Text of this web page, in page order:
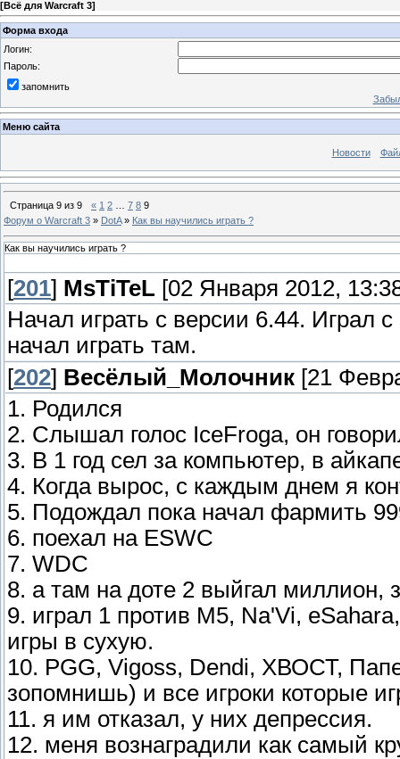
[Всё для Warcraft 3]
Форма входа
Логин:
Пароль:
запомнить
Меню сайта
Новости
Страница 9 из 9 « 1 2 7 8 9
Форум о Warcraft 3 » DotA » Как вы научились играть ?
Как вы научились играть ?
[201] MsTiTeL [02 Января 2012,
Начал играть с версии 6.44. Играл
начал играть там.
[202] Весёлый_Молочник [21
1. Родился
2. Слышал голос IceFroga, он
3. В 1 год сел за компьютер, в
4. Когда вырос, с каждым днем я
5. Подождал пока начал фармить
6. поехал на ESWC
7. WDC
8. а там на доте 2 выйгал миллион,
9. играл 1 против M5, Na'Vi,
игры в сухую.
10. PGG, Vigoss, Dendi, ХВОСТ,
зопомнишь) и все игроки которые
11. я им отказал, у них депрессия.
12. меня вознаградили как самый